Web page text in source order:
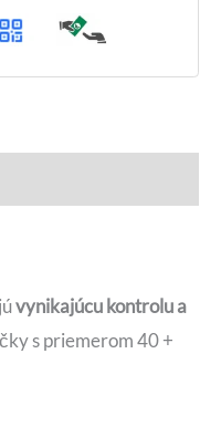
vynikajúcu kontrolu a
s priemerom 40 +